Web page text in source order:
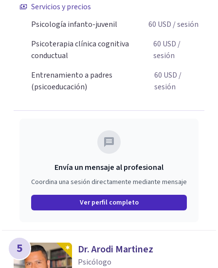
educar sin perder la paciencia ni el control. Si estás listo
para dar el primer paso hacia una convivencia familiar
más armoniosa, agenda tu sesión y empecemos a
Servicios y precios
Psicología infanto-juvenil
60 USD / sesión
Psicoterapia clínica cognitiva
conductual
60 USD /
sesión
Entrenamiento a padres
(psicoeducación)
60 USD /
sesión
Envía un mensaje al profesional
Coordina una sesión directamente mediante mensaje
Ver perfil completo
5 Dr. Arodi Martinez
Psicólogo